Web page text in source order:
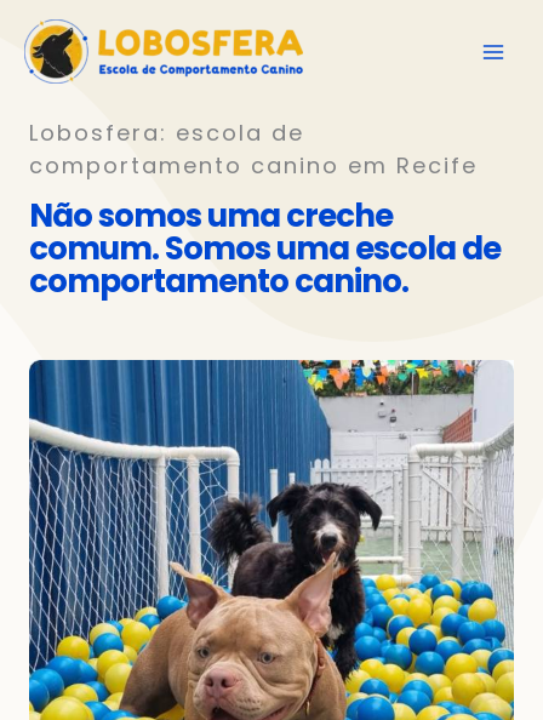
para
Lobosfera: escola de
comportamento canino em Recife
Não somos uma creche
comum. Somos uma escola de
comportamento canino.